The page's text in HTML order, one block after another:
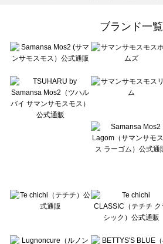
Te chichi（テチチ）の一覧
Te chichi CLASSIC（テチチ クラシック）の一覧
Lugnoncure（ルノンキュール）の一覧
BETTY'S BLUE（べティーズブルー）の一覧
Wpc.（ワールドパーティー）の一覧
ブランド一覧